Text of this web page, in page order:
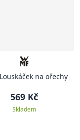
na ořechy
569 Kč
Skladem